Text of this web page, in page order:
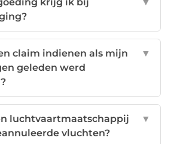
claim indienen als mijn
geleden werd
▼
luchtvaartmaatschappij
vluchten?
▼